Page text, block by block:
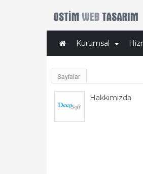
Kurumsal
Sayfalar
Hakkımızda